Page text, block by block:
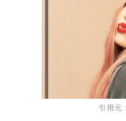
引用元